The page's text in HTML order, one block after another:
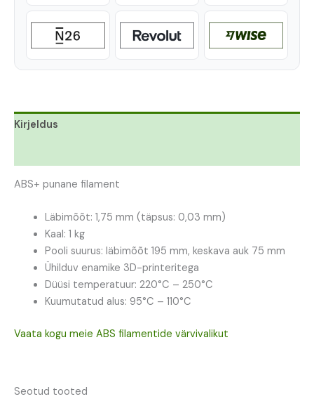
Kirjeldus
ABS+ punane filament
Läbimõõt: 1,75 mm (täpsus: 0,03 mm)
Kaal: 1 kg
Pooli suurus: läbimõõt 195 mm, keskava auk 75 mm
Ühilduv enamike 3D-printeritega
Düüsi temperatuur: 220°C – 250°C
Kuumutatud alus: 95°C – 110°C
Vaata kogu meie ABS filamentide värvivalikut
Seotud tooted